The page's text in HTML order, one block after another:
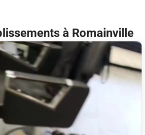
à Romainville